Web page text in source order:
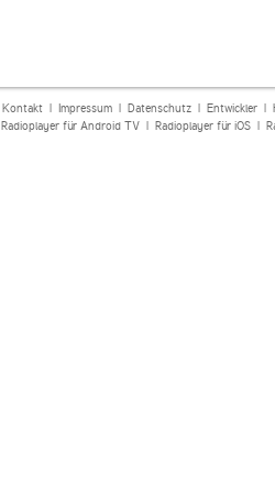
Kontakt| Impressum| Datenschutz| Entwickler|
Radioplayer für Android TV| Radioplayer für iOS|